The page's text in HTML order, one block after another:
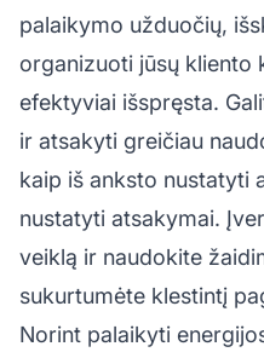
palaikymo užduočių,
organizuoti jūsų kliento
efektyviai išspręsta.
ir atsakyti greičiau
kaip iš anksto nustatyti
nustatyti atsakymai.
veiklą ir naudokite
sukurtumėte klestintį
Norint palaikyti